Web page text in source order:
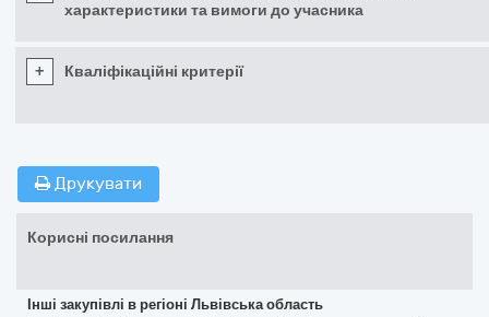
характеристики та вимоги до учасника
+ Кваліфікаційні критерії
Друкувати
Корисні посилання
Інші закупівлі в регіоні Львівська область